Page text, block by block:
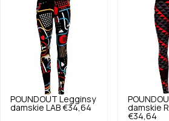
POUNDOUT
Legginsy
damskie LAB €34,64
damskie
€34,64